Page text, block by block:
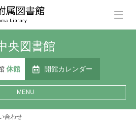
央図書館
休館 開館カレンダー
MENU
合わせ